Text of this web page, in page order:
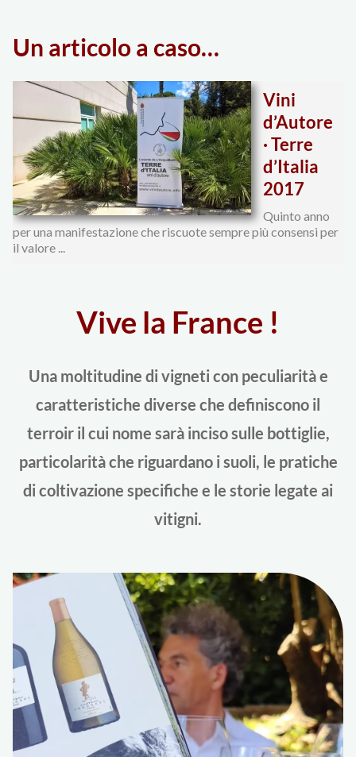
degli
articoli
Un articolo a caso…
Vini
d’Autore
· Terre
d’Italia
2017
Quinto anno
per una manifestazione che riscuote sempre più consensi per
il valore ...
Vive la France !
Una moltitudine di vigneti con peculiarità e
caratteristiche diverse che definiscono il
terroir il cui nome sarà inciso sulle bottiglie,
particolarità che riguardano i suoli, le pratiche
di coltivazione specifiche e le storie legate ai
vitigni.